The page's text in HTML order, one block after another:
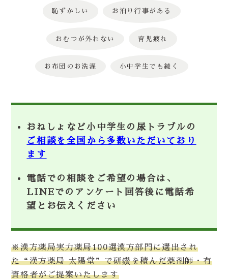
恥ずかしい お泊り行事がある
おむつが外れない 育児疲れ
お布団のお洗濯 小中学生でも続く
おねしょなど小中学生の尿トラブルの
ご相談を全国から多数いただいており
ます
電話での相談をご希望の場合は、
LINEでのアンケート回答後に電話希
望とお伝えください
※漢方薬局実力薬局100選漢方部門に選出され
た“漢方薬局 太陽堂”で研鑽を積んだ薬剤師・有
資格者がご提案いたします